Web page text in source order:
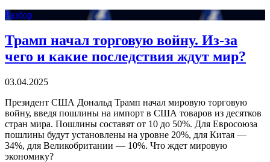
Разбор
Трамп начал торговую войну. Из-за
чего и какие последствия ждут мир?
03.04.2025
Президент США Дональд Трамп начал мировую торговую
войну, введя пошлины на импорт в США товаров из десятков
стран мира. Пошлины составят от 10 до 50%. Для Евросоюза
пошлины будут установлены на уровне 20%, для Китая —
34%, для Великобритании — 10%. Что ждет мировую
экономику?